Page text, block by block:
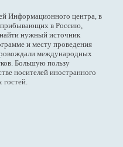
Информационного центра, в
прибывающих в Россию,
нужный источник
и месту проведения
международных
Большую пользу
носителей иностранного
гостей.